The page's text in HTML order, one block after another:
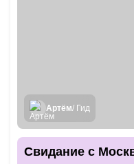
Артём/ Гид
Свидание с